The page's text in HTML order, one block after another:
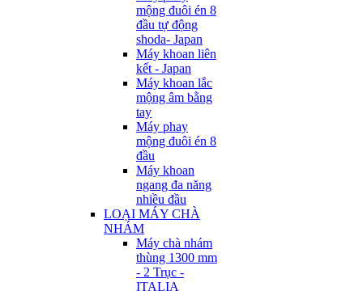
mộng đuôi én 8
đầu tự động
shoda- Japan
Máy khoan liên
kết - Japan
Máy khoan lắc
mộng âm bằng
tay
Máy phay
mộng đuôi én 8
đầu
Máy khoan
ngang đa năng
nhiều đầu
LOẠI MÁY CHÀ
NHÁM
Máy chà nhám
thùng 1300 mm
- 2 Trục -
ITALIA